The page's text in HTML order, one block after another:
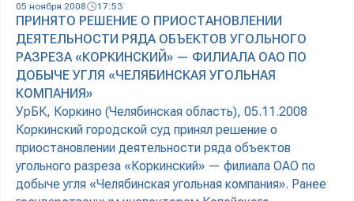
05 ноября 2008 17:53
ПРИНЯТО РЕШЕНИЕ О ПРИОСТАНОВЛЕНИИ
ДЕЯТЕЛЬНОСТИ РЯДА ОБЪЕКТОВ УГОЛЬНОГО
РАЗРЕЗА «КОРКИНСКИЙ» — ФИЛИАЛА ОАО ПО
ДОБЫЧЕ УГЛЯ «ЧЕЛЯБИНСКАЯ УГОЛЬНАЯ
КОМПАНИЯ»
УрБК, Коркино (Челябинская область), 05.11.2008
Коркинский городской суд принял решение о
приостановлении деятельности ряда объектов
угольного разреза «Коркинский» — филиала ОАО по
добыче угля «Челябинская угольная компания». Ранее